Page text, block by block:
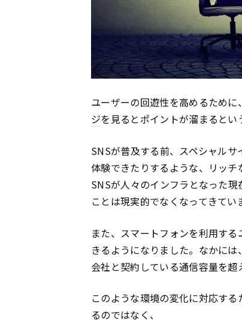
ユーザーの回遊性を高めるため
ジを見るとポイントが溜まるとい
SNSが普及する前、スペシャル
体験できたりするような、リッチ
SNSが人々のインフラとなった
ことは現実的でなくなってきてい
また、スマートフォンを利用す
きるようになりました。なかには
会社と契約している通信容量を超
このような環境の変化に対応す
るのではなく、